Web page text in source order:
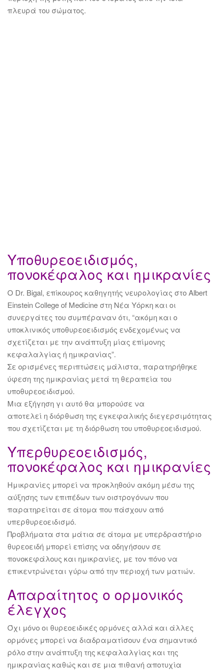
πλευρά του σώματος.
Υποθυρεοειδισμός,
πονοκέφαλος και ημικρανίες
Ο Dr. Bigal, επίκουρος καθηγητής νευρολογίας στο Albert
Einstein College of Medicine στη Νέα Υόρκη και οι
συνεργάτες του συμπέραναν ότι, “ακόμη και ο
υποκλινικός υποθυρεοειδισμός ενδεχομένως να
σχετίζεται με την ανάπτυξη μίας επίμονης
κεφαλαλγίας ή ημικρανίας”.
Σε ορισμένες περιπτώσεις μάλιστα, παρατηρήθηκε
ύφεση της ημικρανίας μετά τη θεραπεία του
υποθυρεοειδισμού.
Μια εξήγηση γι αυτό θα μπορούσε να
αποτελεί η διόρθωση της εγκεφαλικής διεγερσιμότητας
που σχετίζεται με τη διόρθωση του υποθυρεοειδισμού.
Υπερθυρεοειδισμός,
πονοκέφαλος και ημικρανίες
Ημικρανίες μπορεί να προκληθούν ακόμη μέσω της
αύξησης των επιπέδων των οιστρογόνων που
παρατηρείται σε άτομα που πάσχουν από
υπερθυρεοειδισμό.
Προβλήματα στα μάτια σε άτομα με υπερδραστήριο
θυρεοειδή μπορεί επίσης να οδηγήσουν σε
πονοκεφάλους και ημικρανίες, με τον πόνο να
επικεντρώνεται γύρω από την περιοχή των ματιών.
Απαραίτητος ο ορμονικός
έλεγχος
Όχι μόνο οι θυρεοειδικές ορμόνες αλλά και άλλες
ορμόνες μπορεί να διαδραματίσουν ένα σημαντικό
ρόλο στην ανάπτυξη της κεφαλαλγίας και της
ημικρανίας καθώς και σε μια πιθανή αποτυχία